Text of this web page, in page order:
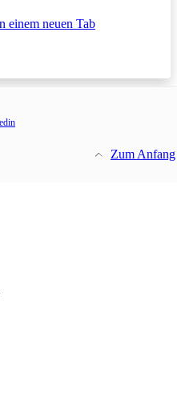
einem neuen Tab
Zum Anfang